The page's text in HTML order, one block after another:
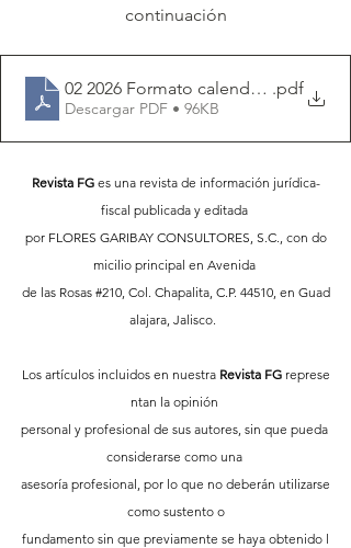
continuación
02 2026 Formato calendario fiscal FG
.pdf
Descargar PDF • 96KB
Revista FG es una revista de información jurídica-
fiscal publicada y editada
por FLORES GARIBAY CONSULTORES, S.C., con do
micilio principal en Avenida
de las Rosas #210, Col. Chapalita, C.P. 44510, en Guad
alajara, Jalisco.
Los artículos incluidos en nuestra Revista FG represe
ntan la opinión
personal y profesional de sus autores, sin que pueda
considerarse como una
asesoría profesional, por lo que no deberán utilizarse
como sustento o
fundamento sin que previamente se haya obtenido l